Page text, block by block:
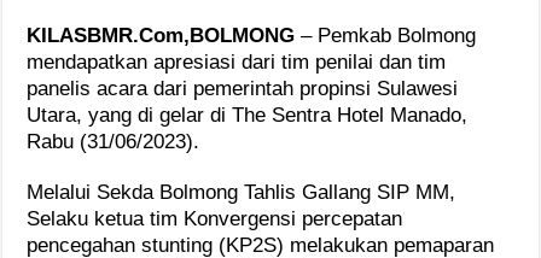
KILASBMR.Com,BOLMONG – Pemkab Bolmong
mendapatkan apresiasi dari tim penilai dan tim
panelis acara dari pemerintah propinsi Sulawesi
Utara, yang di gelar di The Sentra Hotel Manado,
Rabu (31/06/2023).
Melalui Sekda Bolmong Tahlis Gallang SIP MM,
Selaku ketua tim Konvergensi percepatan
pencegahan stunting (KP2S) melakukan pemaparan